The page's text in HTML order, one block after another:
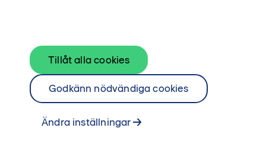
Ändra inställningar
Godkänn nödvändiga cookies
Tillåt alla cookies